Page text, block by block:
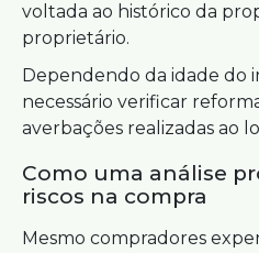
voltada ao histórico da
proprietário.
Dependendo da idade do
necessário verificar
averbações realizadas ao
Como uma análise
riscos na compra
Mesmo compradores